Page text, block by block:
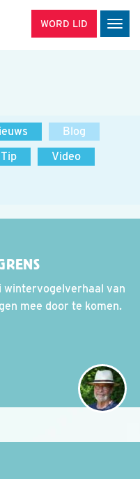
WORD LID
Blog
Tip
Video
wintervogelverhaal van
mee door te komen.